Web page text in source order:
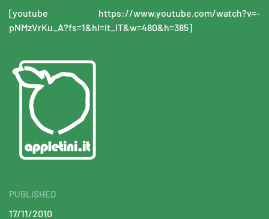
[youtube https://www.youtube.com/watch?v=-
pNMzVrKu_A?fs=1&hl=it_IT&w=480&h=385]
PUBLISHED
17/11/2010